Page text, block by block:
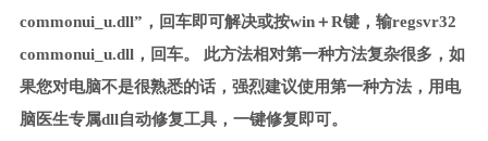
commonui_u.dll”，回车即可解决或按win＋R键，输regsvr32
commonui_u.dll，回车。 此方法相对第一种方法复杂很多，如
果您对电脑不是很熟悉的话，强烈建议使用第一种方法，用电
脑医生专属dll自动修复工具，一键修复即可。